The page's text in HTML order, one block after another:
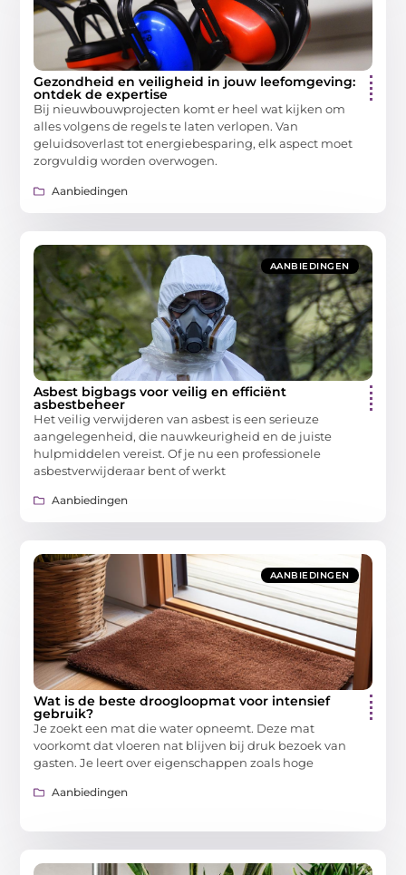
Gezondheid en veiligheid in jouw leefomgeving:
ontdek de expertise
Bij nieuwbouwprojecten komt er heel wat kijken om
alles volgens de regels te laten verlopen. Van
geluidsoverlast tot energiebesparing, elk aspect moet
zorgvuldig worden overwogen.
Aanbiedingen
AANBIEDINGEN
Asbest bigbags voor veilig en efficiënt
asbestbeheer
Het veilig verwijderen van asbest is een serieuze
aangelegenheid, die nauwkeurigheid en de juiste
hulpmiddelen vereist. Of je nu een professionele
asbestverwijderaar bent of werkt
Aanbiedingen
AANBIEDINGEN
Wat is de beste droogloopmat voor intensief
gebruik?
Je zoekt een mat die water opneemt. Deze mat
voorkomt dat vloeren nat blijven bij druk bezoek van
gasten. Je leert over eigenschappen zoals hoge
Aanbiedingen